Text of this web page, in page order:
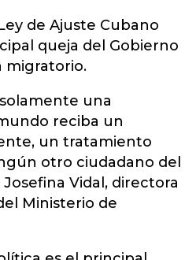
de Ajuste Cubano
queja del Gobierno
migratorio.
una
reciba un
un tratamiento
otro ciudadano del
Vidal, directora
Ministerio de